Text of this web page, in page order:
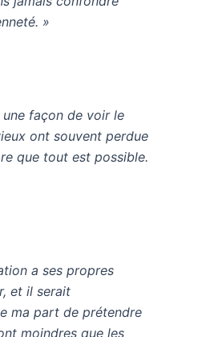
»
une façon de voir le
ont souvent perdue
que tout est possible.
a ses propres
et il serait
ma part de prétendre
moindres que les